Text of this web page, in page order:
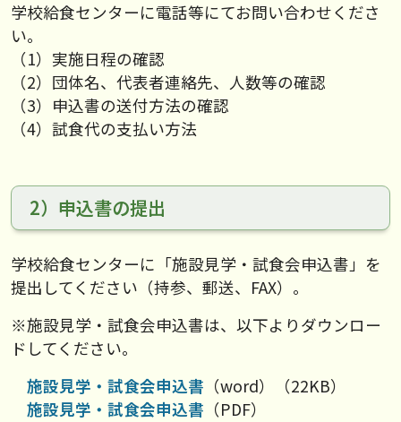
学校給食センターに電話等にてお問い合わせくださ
い。
（1）実施日程の確認
（2）団体名、代表者連絡先、人数等の確認
（3）申込書の送付方法の確認
（4）試食代の支払い方法
2）申込書の提出
学校給食センターに「施設見学・試食会申込書」を
提出してください（持参、郵送、FAX）。
※施設見学・試食会申込書は、以下よりダウンロー
ドしてください。
施設見学・試食会申込書 （word）（22KB）
施設見学・試食会申込書 （PDF）